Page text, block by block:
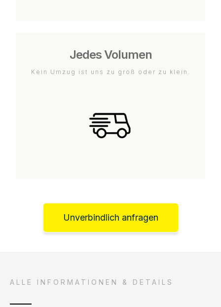
Jedes Volumen
Kein Umzug ist uns zu groß oder zu klein.
Unverbindlich anfragen
ALLE INFORMATIONEN & DETAILS